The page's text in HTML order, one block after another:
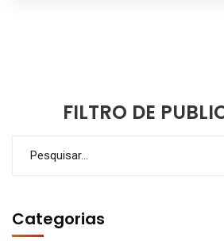
FILTRO DE
Categorias